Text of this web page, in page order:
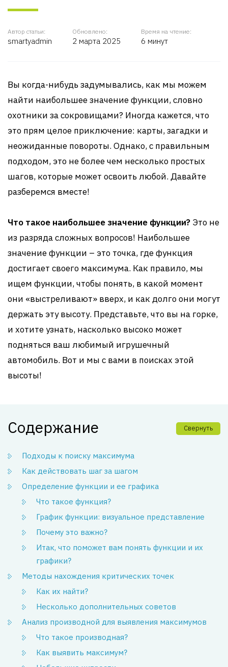
Автор статьи:
smartyadmin
Обновлено:
2 марта 2025
Время на чтение:
6 минут
Вы когда-нибудь задумывались, как мы можем
найти наибольшее значение функции, словно
охотники за сокровищами? Иногда кажется, что
это прям целое приключение: карты, загадки и
неожиданные повороты. Однако, с правильным
подходом, это не более чем несколько простых
шагов, которые может освоить любой. Давайте
разберемся вместе!
Что такое наибольшее значение функции? Это не
из разряда сложных вопросов! Наибольшее
значение функции – это точка, где функция
достигает своего максимума. Как правило, мы
ищем функции, чтобы понять, в какой момент
они «выстреливают» вверх, и как долго они могут
держать эту высоту. Представьте, что вы на горке,
и хотите узнать, насколько высоко может
подняться ваш любимый игрушечный
автомобиль. Вот и мы с вами в поисках этой
высоты!
Содержание Свернуть
Подходы к поиску максимума
Как действовать шаг за шагом
Определение функции и ее графика
Что такое функция?
График функции: визуальное представление
Почему это важно?
Итак, что поможет вам понять функции и их
графики?
Методы нахождения критических точек
Как их найти?
Несколько дополнительных советов
Анализ производной для выявления максимумов
Что такое производная?
Как выявить максимум?